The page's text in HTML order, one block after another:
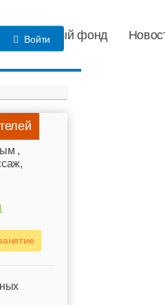
фонд
Войти
,